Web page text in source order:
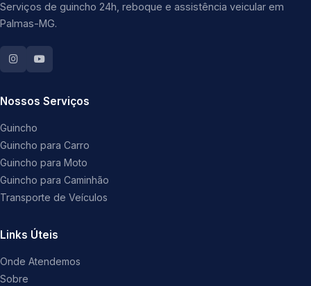
Serviços de guincho 24h, reboque e assistência veicular em
Palmas-MG.
Nossos Serviços
Guincho
Guincho para Carro
Guincho para Moto
Guincho para Caminhão
Transporte de Veículos
Links Úteis
Onde Atendemos
Sobre